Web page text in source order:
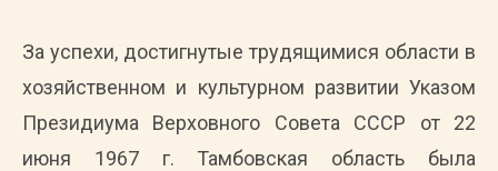
За успехи, достигнутые трудящимися области в
хозяйственном и культурном развитии Указом
Президиума Верховного Совета СССР от 22
июня 1967 г. Тамбовская область была